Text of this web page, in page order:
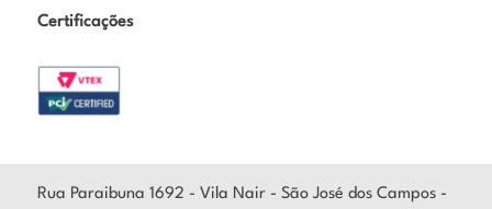
Certificações
Rua Paraibuna 1692 - Vila Nair - São José dos Campos -